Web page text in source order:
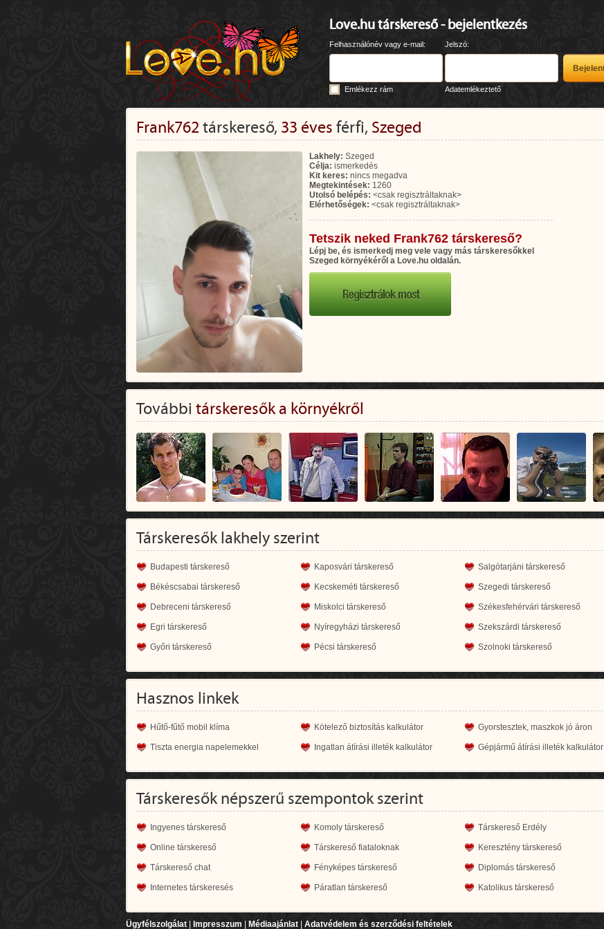
Love.hu társkereső - bejelentkezés
Felhasználónév vagy e-mail: Jelszó:
Emlékezz rám Adatemlékeztető
Frank762 társkereső, 33 éves férfi, Szeged
Lakhely: Szeged
Célja: ismerkedés
Kit keres: nincs megadva
Megtekintések: 1260
Utolsó belépés: <csak regisztráltaknak>
Elérhetőségek: <csak regisztráltaknak>
Tetszik neked Frank762 társkereső?
Lépj be, és ismerkedj meg vele vagy más társkeresőkkel
Szeged környékéről a Love.hu oldalán.
További társkeresők a környékről
Társkeresők lakhely szerint
Budapesti társkereső Kaposvári társkereső Salgótarjáni társkereső
Békéscsabai társkereső Kecskeméti társkereső Szegedi társkereső
Debreceni társkereső Miskolci társkereső Székesfehérvári társkereső
Egri társkereső Nyíregyházi társkereső Szekszárdi társkereső
Győri társkereső Pécsi társkereső Szolnoki társkereső
Hasznos linkek
Hűtő-fűtő mobil klíma Kötelező biztosítás kalkulátor Gyorstesztek, maszkok jó áron
Tiszta energia napelemekkel Ingatlan átírási illeték kalkulátor Gépjármű átírási illeték kalkulátor
Társkeresők népszerű szempontok szerint
Ingyenes társkereső Komoly társkereső Társkereső Erdély
Online társkereső Társkereső fiataloknak Keresztény társkereső
Társkereső chat Fényképes társkereső Diplomás társkereső
Internetes társkeresés Páratlan társkereső Katolikus társkereső
Ügyfélszolgálat Impresszum Médiaajánlat Adatvédelem és szerződési feltételek